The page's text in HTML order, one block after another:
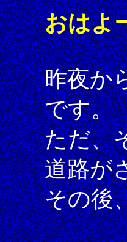
おはよ
昨夜か
です。
ただ、
道路が
その後